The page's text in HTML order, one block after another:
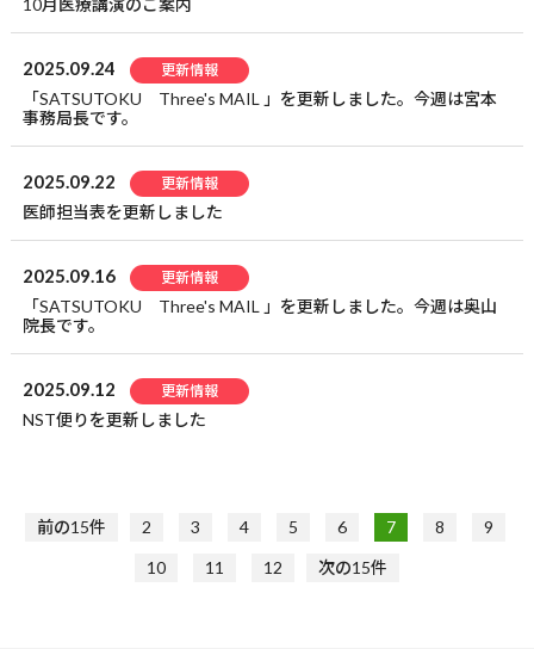
10月医療講演のご案内
2025.09.24 更新情報
「SATSUTOKU Three's MAIL 」を更新しました。今週は宮本
事務局長です。
2025.09.22 更新情報
医師担当表を更新しました
2025.09.16 更新情報
「SATSUTOKU Three's MAIL 」を更新しました。今週は奥山
院長です。
2025.09.12 更新情報
NST便りを更新しました
前の15件 2 3 4 5 6 7 8
9
10
11 12 次の15件